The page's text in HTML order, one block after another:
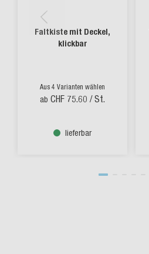
Faltkiste mit Deckel,
klickbar
Aus 4 Varianten wählen
ab CHF 75.60 / St.
lieferbar